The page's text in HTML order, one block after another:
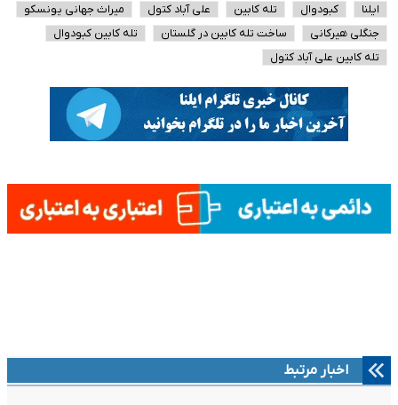
ایلنا کبودوال تله کابین علی آباد کتول
میراث جهانی یونسکو
جنگلی هیرکانی
ساخت تله کابین در گلستان
تله کابین کبودوال
تله کابین علی آباد کتول
اخبار مرتبط